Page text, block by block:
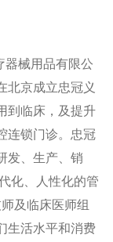
器械用品有限公
北京成立忠冠义
到临床，及提升
连锁门诊。忠冠
发、生产、销
化、人性化的管
及临床医师组
生活水平和消费